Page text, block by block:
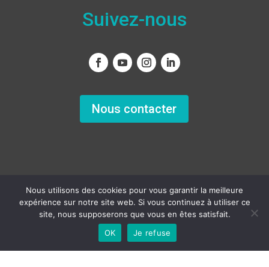
Suivez-nous
Nous contacter
Copyright© 2011 – 2022 – Tous droits réservés
Created by Acme-Sight
Nous utilisons des cookies pour vous garantir la meilleure
expérience sur notre site web. Si vous continuez à utiliser ce
site, nous supposerons que vous en êtes satisfait.
OK
Je refuse